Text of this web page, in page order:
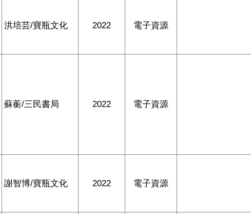
洪培芸/寶瓶文化 2022 電子資源
蘇蘅/三民書局 2022 電子資源
謝智博/寶瓶文化 2022 電子資源